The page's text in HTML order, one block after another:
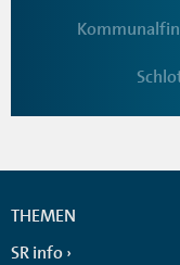
THEMEN
SR info